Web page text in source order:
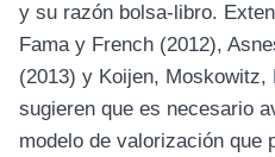
y su razón bolsa-libro.
Fama y French (2012),
(2013) y Koijen, Moskowitz,
sugieren que es necesario
modelo de valorización que